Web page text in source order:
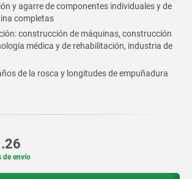
y agarre de componentes individuales y de
completas
construcción de máquinas, construcción
médica y de rehabilitación, industria de
de la rosca y longitudes de empuñadura
de envío